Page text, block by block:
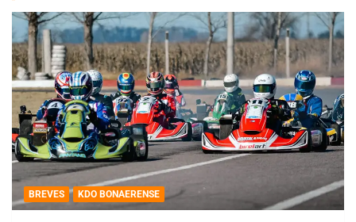
BREVES KDO BONAERENSE